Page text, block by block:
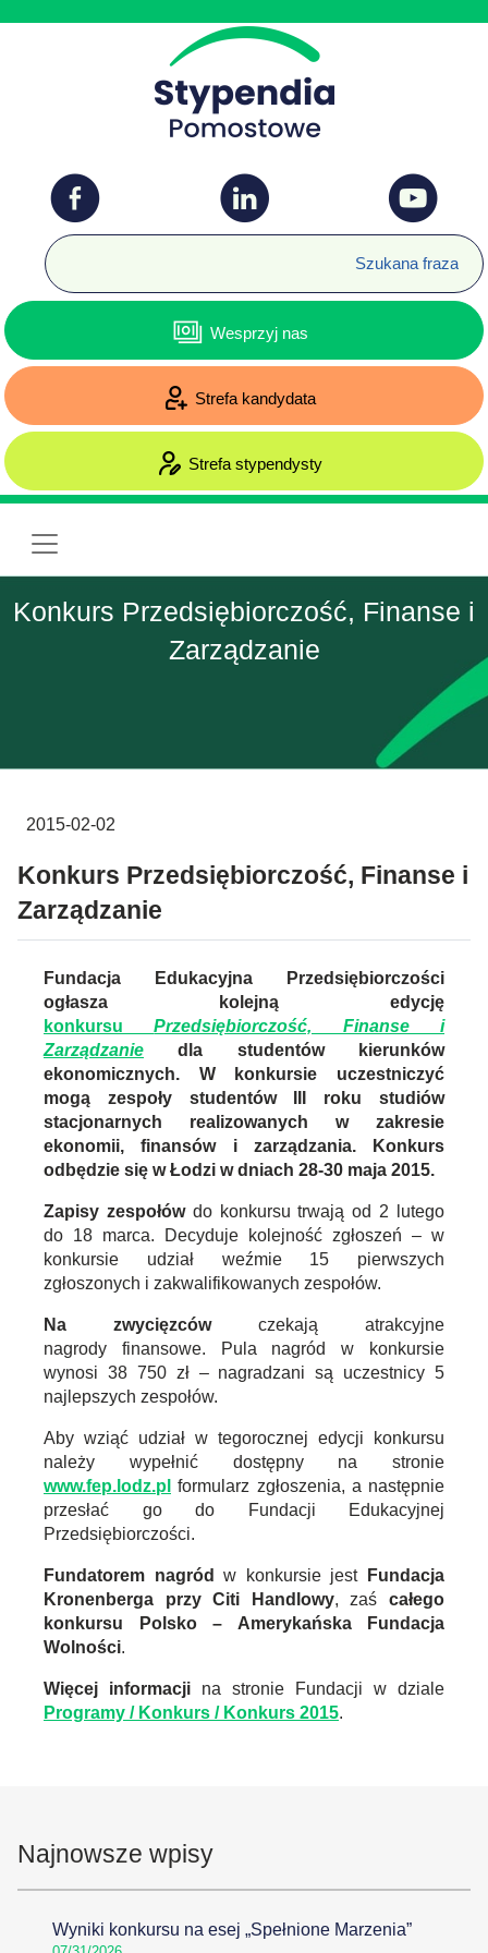
Wesprzyj nas
Strefa kandydata
Strefa stypendysty
Konkurs Przedsiębiorczość, Finanse i
Zarządzanie
2015-02-02
Konkurs Przedsiębiorczość, Finanse i
Zarządzanie
Fundacja Edukacyjna Przedsiębiorczości
ogłasza kolejną edycję
konkursuPrzedsiębiorczość, Finanse i
Zarządzanie
dla studentów kierunków
ekonomicznych. W konkursie uczestniczyć
mogą zespoły studentów III roku studiów
stacjonarnych realizowanych w zakresie
ekonomii, finansów i zarządzania. Konkurs
odbędzie się w Łodzi w dniach 28-30 maja 2015.
Zapisy zespołówdo konkursu trwają od 2 lutego
do 18 marca. Decyduje kolejność zgłoszeń – w
konkursie udział weźmie 15 pierwszych
zgłoszonych i zakwalifikowanych zespołów.
Na zwycięzcówczekają atrakcyjne
nagrody finansowe. Pula nagród w konkursie
wynosi 38 750 zł – nagradzani są uczestnicy 5
najlepszych zespołów.
Aby wziąć udział w tegorocznej edycji konkursu
należy wypełnić dostępny na stronie
www.fep.lodz.pl formularz zgłoszenia, a następnie
przesłać go do Fundacji Edukacyjnej
Przedsiębiorczości.
Fundatorem nagród w konkursie jest
Fundacja
Kronenberga przy Citi Handlowy, zaścałego
konkursu Polsko – Amerykańska Fundacja
Wolności.
Więcej informacji na stronie Fundacji w dziale
Programy / Konkurs / Konkurs 2015.
Najnowsze wpisy
Wyniki konkursu na esej „Spełnione Marzenia”